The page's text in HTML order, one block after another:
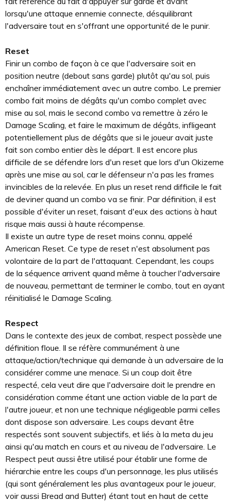
lorsqu'une attaque ennemie connecte, désquilibrant
l'adversaire tout en s'offrant une opportunité de le punir.
Reset
Finir un combo de façon à ce que l'adversaire soit en
position neutre (debout sans garde) plutôt qu'au sol, puis
enchaîner immédiatement avec un autre combo. Le premier
combo fait moins de dégâts qu'un combo complet avec
mise au sol, mais le second combo va remettre à zéro le
Damage Scaling, et faire le maximum de dégâts, infligeant
potentiellement plus de dégâts que si le joueur avait juste
fait son combo entier dès le départ. Il est encore plus
difficile de se défendre lors d'un reset que lors d'un Okizeme
après une mise au sol, car le défenseur n'a pas les frames
invincibles de la relevée. En plus un reset rend difficile le fait
de deviner quand un combo va se finir. Par définition, il est
possible d'éviter un reset, faisant d'eux des actions à haut
risque mais aussi à haute récompense.
Il existe un autre type de reset moins connu, appelé
American Reset. Ce type de reset n'est absolument pas
volontaire de la part de l'attaquant. Cependant, les coups
de la séquence arrivent quand même à toucher l'adversaire
de nouveau, permettant de terminer le combo, tout en ayant
réinitialisé le Damage Scaling.
Respect
Dans le contexte des jeux de combat, respect possède une
définition floue. Il se réfère communément à une
attaque/action/technique qui demande à un adversaire de la
considérer comme une menace. Si un coup doit être
respecté, cela veut dire que l'adversaire doit le prendre en
considération comme étant une action viable de la part de
l'autre joueur, et non une technique négligeable parmi celles
dont dispose son adversaire. Les coups devant être
respectés sont souvent subjectifs, et liés à la meta du jeu
ainsi qu'au match en cours et au niveau de l'adversaire. Le
Respect peut aussi être utilisé pour établir une forme de
hiérarchie entre les coups d'un personnage, les plus utilisés
(qui sont généralement les plus avantageux pour le joueur,
voir aussi Bread and Butter) étant tout en haut de cette